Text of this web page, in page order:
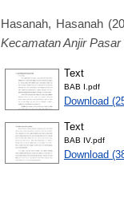
Hasanah, Hasanah
Kecamatan Anjir
Text
BAB I.pdf
Download
Text
BAB IV.pdf
Download